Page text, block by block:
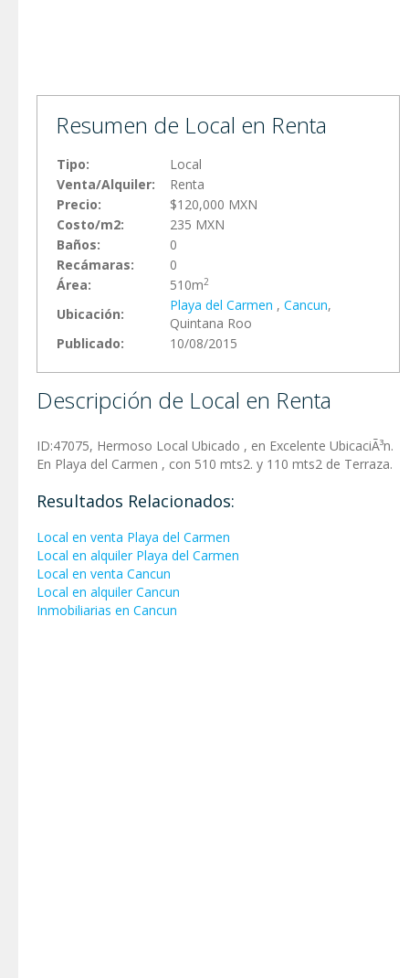
Resumen de Local en Renta
Tipo:
Local
Venta/Alquiler:
Renta
Precio:
$120,000 MXN
Costo/m2:
235 MXN
Baños:
0
Recámaras:
0
Área:
510m2
Ubicación:
Playa del Carmen , Cancun,
Quintana Roo
Publicado:
10/08/2015
Descripción de Local en Renta
ID:47075, Hermoso Local Ubicado , en Excelente UbicaciÃ³n.
En Playa del Carmen , con 510 mts2. y 110 mts2 de Terraza.
Resultados Relacionados:
Local en venta Playa del Carmen
Local en alquiler Playa del Carmen
Local en venta Cancun
Local en alquiler Cancun
Inmobiliarias en Cancun